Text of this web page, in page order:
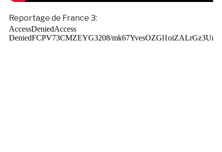
Reportage de France 3: